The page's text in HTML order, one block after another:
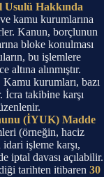
Usulü Hakkında
kamu kurumlarına
Kanun, borçlunun
bloke konulması
bu işlemlere
altına alınmıştır.
Kamu kurumları, bazı
İcra takibine karşı
(İYUK) Madde
(örneğin, haciz
işleme karşı,
iptal davası açılabilir.
tarihten itibaren 30